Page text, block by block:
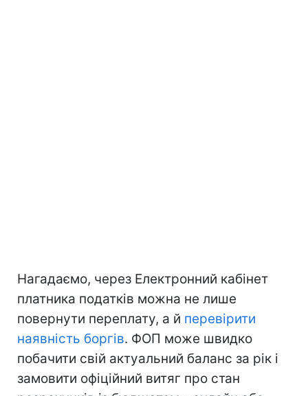
Нагадаємо, через Електронний кабінет
платника податків можна не лише
повернути переплату, а й перевірити
наявність боргів. ФОП може швидко
побачити свій актуальний баланс за рік і
замовити офіційний витяг про стан